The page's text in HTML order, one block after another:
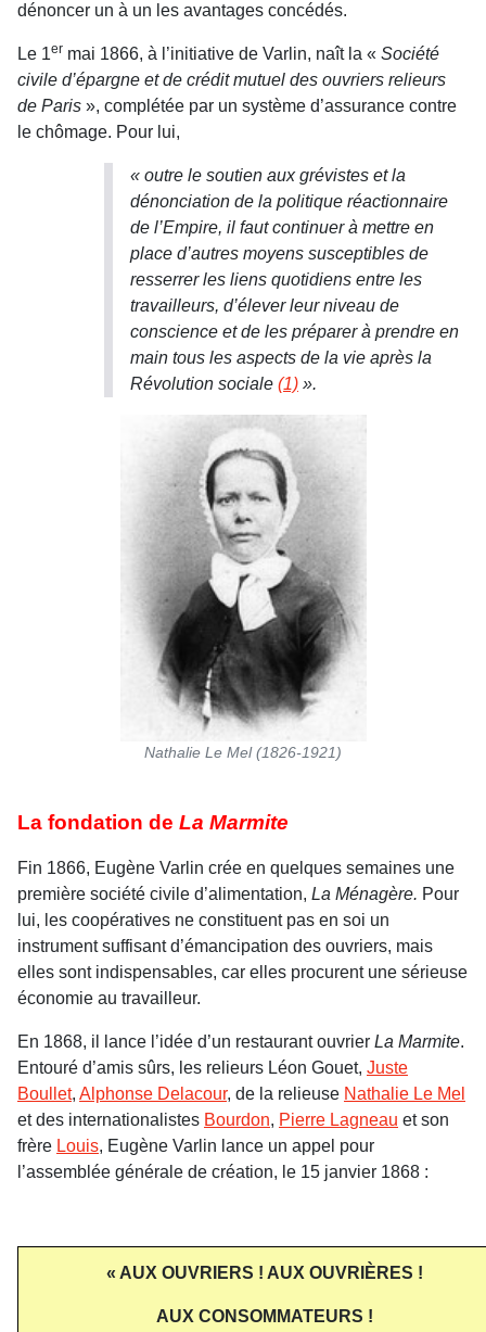
dénoncer un à un les avantages concédés.
Le 1er mai 1866, à l’initiative de Varlin, naît la « Société
civile d’épargne et de crédit mutuel des ouvriers relieurs
de Paris », complétée par un système d’assurance contre
le chômage. Pour lui,
« outre le soutien aux grévistes et la
dénonciation de la politique réactionnaire
de l’Empire, il faut continuer à mettre en
place d’autres moyens susceptibles de
resserrer les liens quotidiens entre les
travailleurs, d’élever leur niveau de
conscience et de les préparer à prendre en
main tous les aspects de la vie après la
Révolution sociale (1) ».
Nathalie Le Mel (1826-1921)
La fondation de La Marmite
Fin 1866, Eugène Varlin crée en quelques semaines une
première société civile d’alimentation, La Ménagère. Pour
lui, les coopératives ne constituent pas en soi un
instrument suffisant d’émancipation des ouvriers, mais
elles sont indispensables, car elles procurent une sérieuse
économie au travailleur.
En 1868, il lance l’idée d’un restaurant ouvrier La Marmite.
Entouré d’amis sûrs, les relieurs Léon Gouet, Juste
Boullet, Alphonse Delacour, de la relieuse Nathalie Le Mel
et des internationalistes Bourdon, Pierre Lagneau et son
frère Louis, Eugène Varlin lance un appel pour
l’assemblée générale de création, le 15 janvier 1868 :
« AUX OUVRIERS ! AUX OUVRIÈRES !
AUX CONSOMMATEURS !